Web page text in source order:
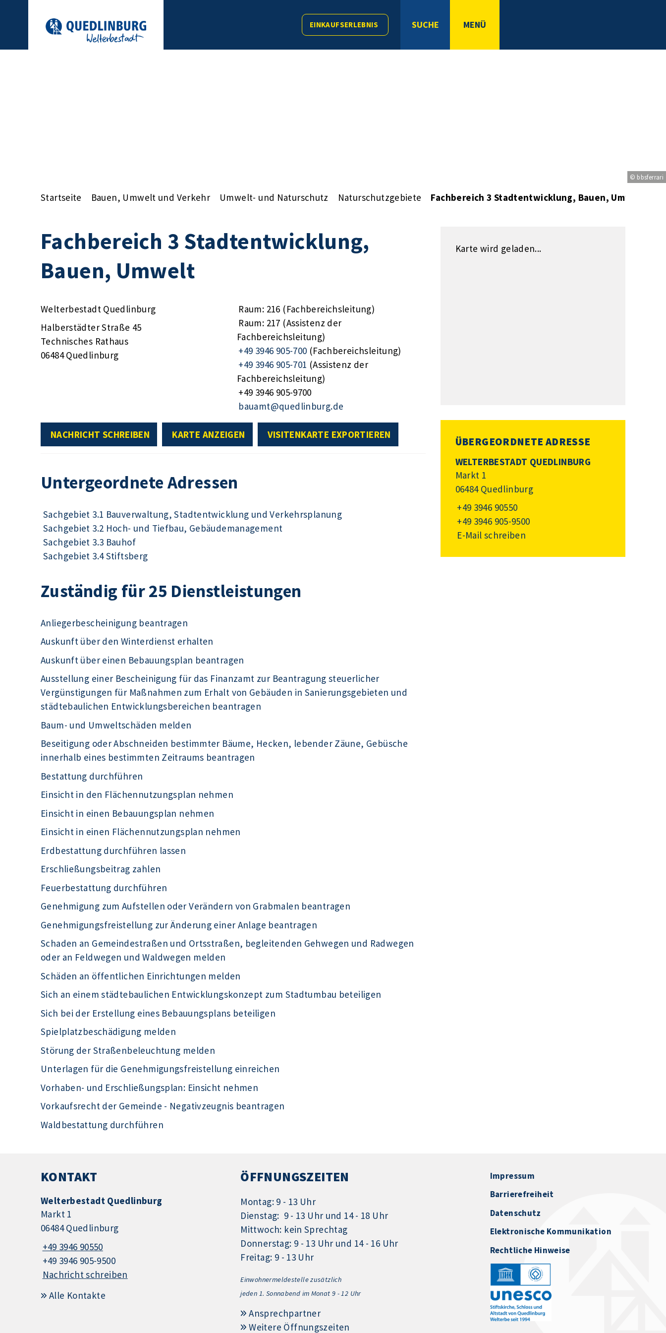
EINKAUFSERLEBNIS SUCHE MENÜ
© bbsferrari
Startseite Bauen, Umwelt und Verkehr Umwelt- und Naturschutz Naturschutzgebiete Fachbereich 3 Stadtentwicklung, Bauen, Umwelt
Fachbereich 3 Stadtentwicklung,
Bauen, Umwelt
Welterbestadt Quedlinburg
Halberstädter Straße 45
Technisches Rathaus
06484 Quedlinburg
Raum: 216 (Fachbereichsleitung)
Raum: 217 (Assistenz der
Fachbereichsleitung)
+49 3946 905-700 (Fachbereichsleitung)
+49 3946 905-701 (Assistenz der
Fachbereichsleitung)
+49 3946 905-9700
bauamt@quedlinburg.de
NACHRICHT SCHREIBEN KARTE ANZEIGEN VISITENKARTE EXPORTIEREN
Untergeordnete Adressen
Sachgebiet 3.1 Bauverwaltung, Stadtentwicklung und Verkehrsplanung
Sachgebiet 3.2 Hoch- und Tiefbau, Gebäudemanagement
Sachgebiet 3.3 Bauhof
Sachgebiet 3.4 Stiftsberg
Zuständig für 25 Dienstleistungen
Anliegerbescheinigung beantragen
Auskunft über den Winterdienst erhalten
Auskunft über einen Bebauungsplan beantragen
Ausstellung einer Bescheinigung für das Finanzamt zur Beantragung steuerlicher
Vergünstigungen für Maßnahmen zum Erhalt von Gebäuden in Sanierungsgebieten und
städtebaulichen Entwicklungsbereichen beantragen
Baum- und Umweltschäden melden
Beseitigung oder Abschneiden bestimmter Bäume, Hecken, lebender Zäune, Gebüsche
innerhalb eines bestimmten Zeitraums beantragen
Bestattung durchführen
Einsicht in den Flächennutzungsplan nehmen
Einsicht in einen Bebauungsplan nehmen
Einsicht in einen Flächennutzungsplan nehmen
Erdbestattung durchführen lassen
Erschließungsbeitrag zahlen
Feuerbestattung durchführen
Genehmigung zum Aufstellen oder Verändern von Grabmalen beantragen
Genehmigungsfreistellung zur Änderung einer Anlage beantragen
Schaden an Gemeindestraßen und Ortsstraßen, begleitenden Gehwegen und Radwegen
oder an Feldwegen und Waldwegen melden
Schäden an öffentlichen Einrichtungen melden
Sich an einem städtebaulichen Entwicklungskonzept zum Stadtumbau beteiligen
Sich bei der Erstellung eines Bebauungsplans beteiligen
Spielplatzbeschädigung melden
Störung der Straßenbeleuchtung melden
Unterlagen für die Genehmigungsfreistellung einreichen
Vorhaben- und Erschließungsplan: Einsicht nehmen
Vorkaufsrecht der Gemeinde - Negativzeugnis beantragen
Waldbestattung durchführen
Karte wird geladen...
ÜBERGEORDNETE ADRESSE
WELTERBESTADT QUEDLINBURG
Markt 1
06484 Quedlinburg
+49 3946 90550
+49 3946 905-9500
E-Mail schreiben
KONTAKT
Welterbestadt Quedlinburg
Markt 1
06484 Quedlinburg
+49 3946 90550
+49 3946 905-9500
Nachricht schreiben
Alle Kontakte
ÖFFNUNGSZEITEN
Montag: 9 - 13 Uhr
Dienstag: 9 - 13 Uhr und 14 - 18 Uhr
Mittwoch: kein Sprechtag
Donnerstag: 9 - 13 Uhr und 14 - 16 Uhr
Freitag: 9 - 13 Uhr
Einwohnermeldestelle zusätzlich
jeden 1. Sonnabend im Monat 9 - 12 Uhr
Ansprechpartner
Weitere Öffnungszeiten
Impressum
Barrierefreiheit
Datenschutz
Elektronische Kommunikation
Rechtliche Hinweise